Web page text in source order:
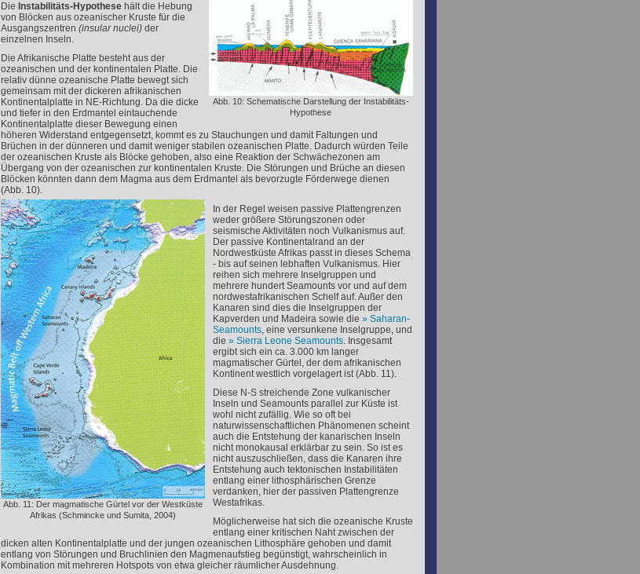
Abb. 10: Schematische Darstellung der Instabilitäts-
Hypothese
Die Instabilitäts-Hypothesehält die Hebung
von Blöcken aus ozeanischer Kruste für die
Ausgangszentren (insular nuclei)der
einzelnen Inseln.
Die Afrikanische Platte besteht aus der
ozeanischen und der kontinentalen Platte. Die
relativ dünne ozeanische Platte bewegt sich
gemeinsam mit der dickeren afrikanischen
Kontinentalplatte in NE-Richtung. Da die dicke
und tiefer in den Erdmantel eintauchende
Kontinentalplatte dieser Bewegung einen
höheren Widerstand entgegensetzt, kommt es zu Stauchungen und damit Faltungen und
Brüchen in der dünneren und damit weniger stabilen ozeanischen Platte. Dadurch würden Teile
der ozeanischen Kruste als Blöcke gehoben, also eine Reaktion der Schwächezonen am
Übergang von der ozeanischen zur kontinentalen Kruste. Die Störungen und Brüche an diesen
Blöcken könnten dann dem Magma aus dem Erdmantel als bevorzugte Förderwege dienen
(Abb. 10).
Abb. 11: Der magmatische Gürtel vor der Westküste
Afrikas (Schmincke und Sumita, 2004)
In der Regel weisen passive Plattengrenzen
weder größere Störungszonen oder
seismische Aktivitäten noch Vulkanismus auf.
Der passive Kontinentalrand an der
Nordwestküste Afrikas passt in dieses Schema
- bis auf seinen lebhaften Vulkanismus. Hier
reihen sich mehrere Inselgruppen und
mehrere hundert Seamounts vor und auf dem
nordwestafrikanischen Schelf auf. Außer den
Kanaren sind dies die Inselgruppen der
Kapverden und Madeira sowie die
Saharan-
Seamounts, eine versunkene Inselgruppe, und
die
Sierra Leone Seamounts. Insgesamt
ergibt sich ein ca. 3.000 km langer
magmatischer Gürtel, der dem afrikanischen
Kontinent westlich vorgelagert ist (Abb. 11).
Diese N-S streichende Zone vulkanischer
Inseln und Seamounts parallel zur Küste ist
wohl nicht zufällig. Wie so oft bei
naturwissenschaftlichen Phänomenen scheint
auch die Entstehung der kanarischen Inseln
nicht monokausal erklärbar zu sein. So ist es
nicht auszuschließen, dass die Kanaren ihre
Entstehung auch tektonischen Instabilitäten
entlang einer lithosphärischen Grenze
verdanken, hier der passiven Plattengrenze
Westafrikas.
Möglicherweise hat sich die ozeanische Kruste
entlang einer kritischen Naht zwischen der
dicken alten Kontinentalplatte und der jungen ozeanischen Lithosphäre gehoben und damit
entlang von Störungen und Bruchlinien den Magmenaufstieg begünstigt, wahrscheinlich in
Kombination mit mehreren Hotspots von etwa gleicher räumlicher Ausdehnung.